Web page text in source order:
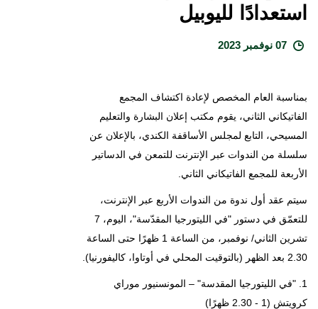
استعدادًا لليوبيل
بمناسبة العام المخصص لإعادة اكتشاف المجمع
الفاتيكاني الثاني، يقوم مكتب إعلان البشارة والتعليم
المسيحي، التابع لمجلس الأساقفة الكندي، بالإعلان عن
سلسلة من الندوات عبر الإنترنت للتمعن في الدساتير
الأربعة للمجمع الفاتيكاني الثاني.
سيتم عقد أول ندوة من الندوات الأربع عبر الإنترنت،
للتعمّق في دستور "في الليتورجيا المقدّسة"، اليوم، 7
تشرين الثاني/ نوفمبر، من الساعة 1 ظهرًا حتى الساعة
2.30 بعد الظهر (بالتوقيت المحلي في أوتاوا، كاليفورنيا).
1. "في الليتورجيا المقدسة" – المونسنيور موراي
كرويتش (1 - 2.30 ظهرًا)